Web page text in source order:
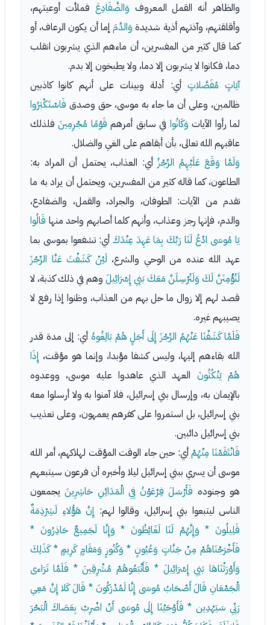
والظاهر أنه القمل المعروف وَالضَّفَادِعَ فملأت أوعيتهم،
وأقلقتهم، وآذتهم أذية شديدة وَالدَّمَإما أن يكون الرعاف، أو
كما قال كثير من المفسرين، أن ماءهم الذي يشربون انقلب
دما، فكانوا لا يشربون إلا دما، ولا يطبخون إلا بدم.
آيَاتٍ مُفَصَّلاتٍ أي: أدلة وبينات على أنهم كانوا كاذبين
ظالمين، وعلى أن ما جاء به موسى، حق وصدق فَاسْتَكْبَرُوا
لما رأوا الآيات وَكَانُوا في سابق أمرهم قَوْمًا مُجْرِمِينَفلذلك
عاقبهم الله تعالى، بأن أبقاهم على الغي والضلال.
وَلَمَّا وَقَعَ عَلَيْهِمُ الرِّجْزُأي: العذاب، يحتمل أن المراد به:
الطاعون، كما قاله كثير من المفسرين، ويحتمل أن يراد به ما
تقدم من الآيات: الطوفان، والجراد، والقمل، والضفادع،
والدم، فإنها رجز وعذاب، وأنهم كلما أصابهم واحد منها قَالُوا
يَا مُوسَى ادْعُ لَنَا رَبَّكَ بِمَا عَهِدَ عِنْدَكَ أي: تشفعوا بموسى بما
عهد الله عنده من الوحي والشرع، لَئِنْ كَشَفْتَ عَنَّا الرِّجْزَ
لَنُؤْمِنَنَّ لَكَ وَلَنُرْسِلَنَّ مَعَكَ بَنِي إِسْرَائِيلَ وهم في ذلك كذبة، لا
قصد لهم إلا زوال ما حل بهم من العذاب، وظنوا إذا رفع لا
يصيبهم غيره.
فَلَمَّا كَشَفْنَا عَنْهُمُ الرِّجْزَ إِلَى أَجَلٍ هُمْ بَالِغُوهُ أي: إلى مدة قدر
الله بقاءهم إليها، وليس كشفا مؤبدا، وإنما هو مؤقت، إِذَا
هُمْ يَنْكُثُونَ العهد الذي عاهدوا عليه موسى، ووعدوه
بالإيمان به، وإرسال بني إسرائيل، فلا آمنوا به ولا أرسلوا معه
بني إسرائيل، بل استمروا على كفرهم يعمهون، وعلى تعذيب
بني إسرائيل دائبين.
فَانْتَقَمْنَا مِنْهُمْأي: حين جاء الوقت المؤقت لهلاكهم، أمر الله
موسى أن يسري ببني إسرائيل ليلا وأخبره أن فرعون سيتبعهم
هو وجنوده فَأَرْسَلَ فِرْعَوْنُ فِي الْمَدَائِنِ حَاشِرِينَيجمعون
الناس ليتبعوا بني إسرائيل، وقالوا لهم: إِنَّ هَؤُلاءِ لَشِرْذِمَةٌ
قَلِيلُونَ * وَإِنَّهُمْ لَنَا لَغَائِظُونَ * وَإِنَّا لَجَمِيعٌ حَاذِرُونَ *
فَأَخْرَجْنَاهُمْ مِنْ جَنَّاتٍ وَعُيُونٍ * وَكُنُوزٍ وَمَقَامٍ كَرِيمٍ * كَذَلِكَ
وَأَوْرَثْنَاهَا بَنِي إِسْرَائِيلَ * فَأَتْبَعُوهُمْ مُشْرِقِينَ * فَلَمَّا تَرَاءى
الْجَمْعَانِ قَالَ أَصْحَابُ مُوسَى إِنَّا لَمُدْرَكُونَ * قَالَ كَلا إِنَّ مَعِي
رَبِّي سَيَهْدِين * فَأَوْحَيْنَا إِلَى مُوسَى أَنْ اضْرِبْ بِعَصَاكَ الْبَحْرَ